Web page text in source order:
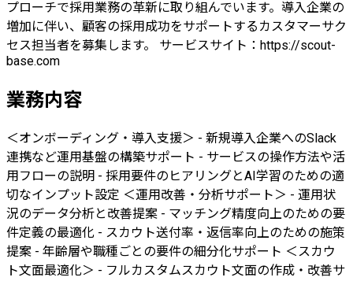
プローチで採用業務の革新に取り組んでいます。導入企業の
増加に伴い、顧客の採用成功をサポートするカスタマーサク
セス担当者を募集します。 サービスサイト：https://scout-
base.com
業務内容
＜オンボーディング・導入支援＞ - 新規導入企業へのSlack
連携など運用基盤の構築サポート - サービスの操作方法や活
用フローの説明 - 採用要件のヒアリングとAI学習のための適
切なインプット設定 ＜運用改善・分析サポート＞ - 運用状
況のデータ分析と改善提案 - マッチング精度向上のための要
件定義の最適化 - スカウト送付率・返信率向上のための施策
提案 - 年齢層や職種ごとの要件の細分化サポート ＜スカウ
ト文面最適化＞ - フルカスタムスカウト文面の作成・改善サ